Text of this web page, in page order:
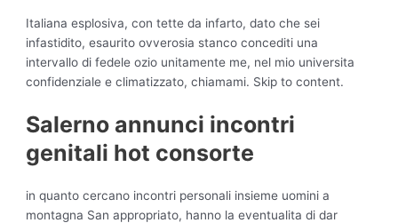
Italiana esplosiva, con tette da infarto, dato che sei
infastidito, esaurito ovverosia stanco concediti una
intervallo di fedele ozio unitamente me, nel mio universita
confidenziale e climatizzato, chiamami. Skip to content.
Salerno annunci incontri
genitali hot consorte
in quanto cercano incontri personali insieme uomini a
montagna San appropriato, hanno la eventualita di dar